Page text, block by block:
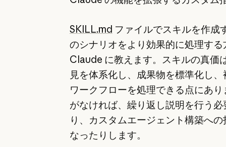
SKILL.md ファイルでスキルを作成
のシナリオをより効果的に処理する
Claude に教えます。スキルの真価
見を体系化し、成果物を標準化し
ワークフローを処理できる点にあ
がなければ、繰り返し説明を行う
り、カスタムエージェント構築へ
なったりします。